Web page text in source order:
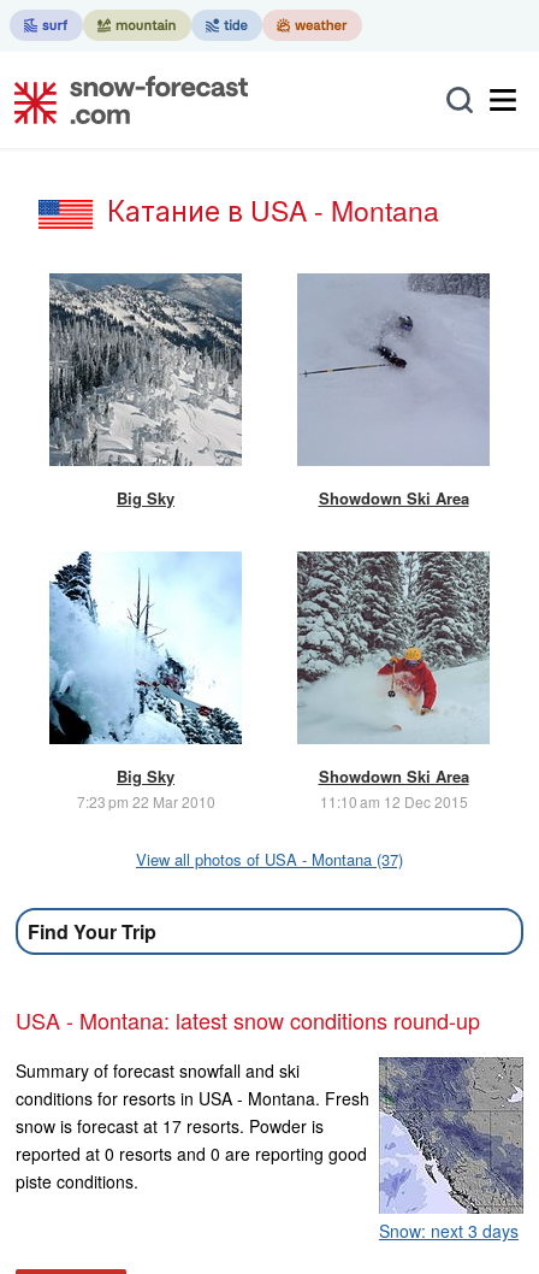
Катание в USA - Montana
Big Sky Showdown Ski Area
Big Sky
7:23 pm 22 Mar 2010
Showdown Ski Area
11:10 am 12 Dec 2015
View all photos of USA - Montana (37)
Find Your Trip
USA - Montana: latest snow conditions round-up
Snow: next 3 days
Summary of forecast snowfall and ski
conditions for resorts in USA - Montana. Fresh
snow is forecast at 17 resorts. Powder is
reported at 0 resorts and 0 are reporting good
piste conditions.